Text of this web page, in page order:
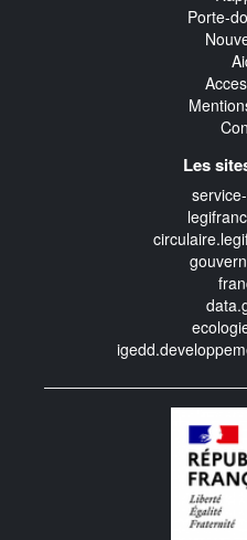
Porte-
Les